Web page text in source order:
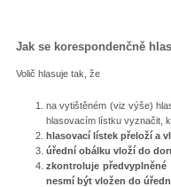
Jak se korespondenčně
Volič hlasuje tak, že
na vytištěném (viz výše)
hlasovacím lístku vyznačit,
hlasovací lístek přeloží a
úřední obálku vloží do
zkontroluje
nesmí být vložen do